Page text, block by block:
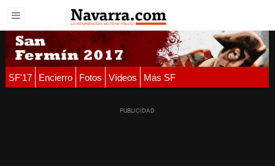
SF'17 Encierro Fotos Vídeos Más SF